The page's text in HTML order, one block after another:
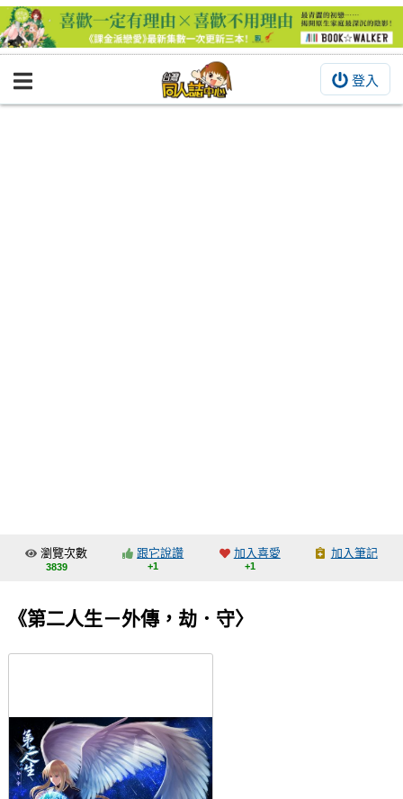
登入
BOOKY書集倉庫
交流中心
會員功能選單
登入
瀏覽次數
3839
跟它說讚
+1
加入喜愛
+1
加入筆記
《第二人生－外傳，劫．守〉